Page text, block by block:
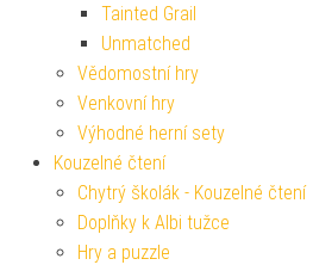
Tainted Grail
Unmatched
Vědomostní hry
Venkovní hry
Výhodné herní sety
Kouzelné čtení
Chytrý školák - Kouzelné čtení
Doplňky k Albi tužce
Hry a puzzle